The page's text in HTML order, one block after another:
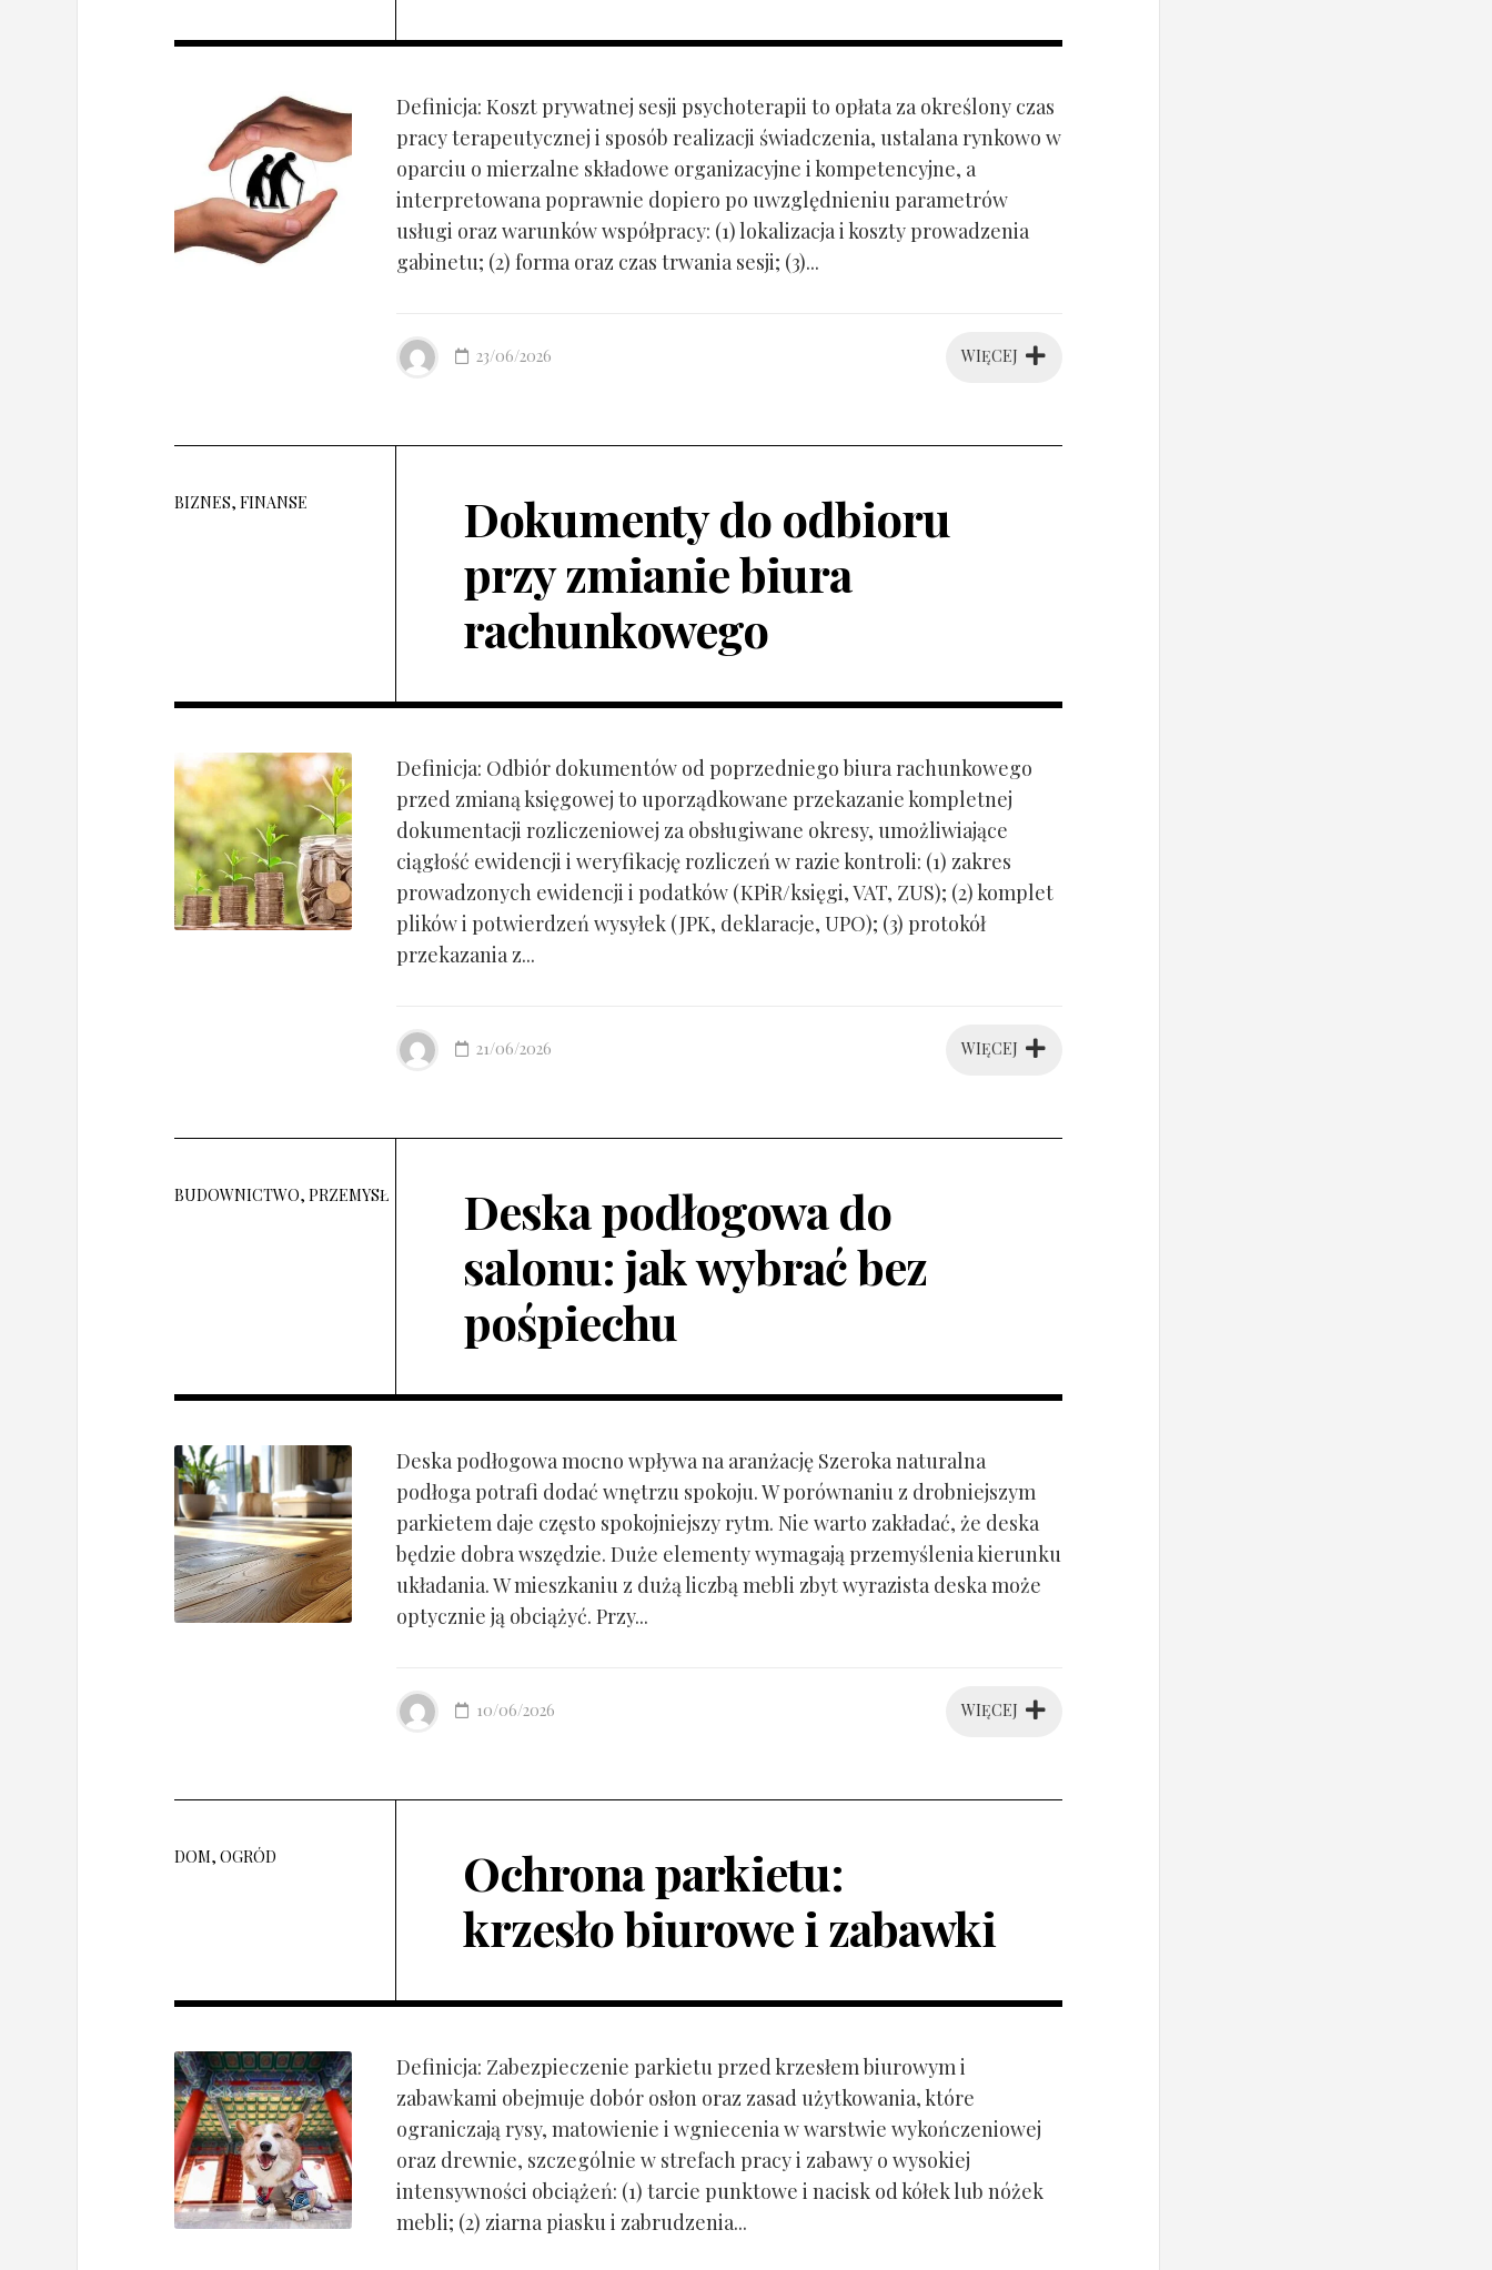
Definicja: Koszt prywatnej sesji psychoterapii to opłata za określony czas
pracy terapeutycznej i sposób realizacji świadczenia, ustalana rynkowo w
oparciu o mierzalne składowe organizacyjne i kompetencyjne, a
interpretowana poprawnie dopiero po uwzględnieniu parametrów
usługi oraz warunków współpracy: (1) lokalizacja i koszty prowadzenia
gabinetu; (2) forma oraz czas trwania sesji; (3)...
WIĘCEJ
23/06/2026
BIZNES, FINANSE
Dokumenty do odbioru
przy zmianie biura
rachunkowego
Definicja: Odbiór dokumentów od poprzedniego biura rachunkowego
przed zmianą księgowej to uporządkowane przekazanie kompletnej
dokumentacji rozliczeniowej za obsługiwane okresy, umożliwiające
ciągłość ewidencji i weryfikację rozliczeń w razie kontroli: (1) zakres
prowadzonych ewidencji i podatków (KPiR/księgi, VAT, ZUS); (2) komplet
plików i potwierdzeń wysyłek (JPK, deklaracje, UPO); (3) protokół
przekazania z...
WIĘCEJ
21/06/2026
BUDOWNICTWO, PRZEMYSŁ
Deska podłogowa do
salonu: jak wybrać bez
pośpiechu
Deska podłogowa mocno wpływa na aranżację Szeroka naturalna
podłoga potrafi dodać wnętrzu spokoju. W porównaniu z drobniejszym
parkietem daje często spokojniejszy rytm. Nie warto zakładać, że deska
będzie dobra wszędzie. Duże elementy wymagają przemyślenia kierunku
układania. W mieszkaniu z dużą liczbą mebli zbyt wyrazista deska może
optycznie ją obciążyć. Przy...
WIĘCEJ
10/06/2026
DOM, OGRÓD
Ochrona parkietu:
krzesło biurowe i zabawki
Definicja: Zabezpieczenie parkietu przed krzesłem biurowym i
zabawkami obejmuje dobór osłon oraz zasad użytkowania, które
ograniczają rysy, matowienie i wgniecenia w warstwie wykończeniowej
oraz drewnie, szczególnie w strefach pracy i zabawy o wysokiej
intensywności obciążeń: (1) tarcie punktowe i nacisk od kółek lub nóżek
mebli; (2) ziarna piasku i zabrudzenia...